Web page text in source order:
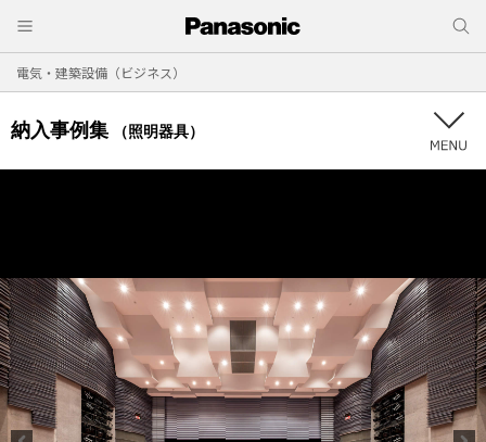
電気・建築設備（ビジネス）
納入事例集 （照明器具）